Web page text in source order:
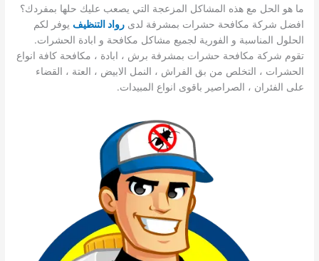
ما هو الحل مع هذه المشاكل المزعجة التي يصعب عليك حلها بمفردك؟
افضل شركة مكافحة حشرات بمشرفة لدىرواد التنظيف يوفر لكم
الحلول المناسبة و الفورية لجميع مشاكل مكافحة و ابادة الحشرات.
تقوم شركة مكافحة حشرات بمشرفة برش ، ابادة ، مكافحة كافة انواع
الحشرات ، التخلص من بق الفراش ، النمل الابيض ، العتة ، القضاء
على الفئران ، الصراصير باقوى انواع المبيدات.